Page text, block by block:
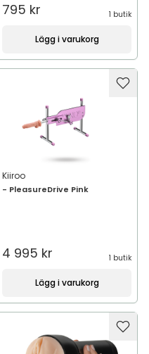
795 kr 1 butik
Lägg i varukorg
Kiiroo
- PleasureDrive Pink
4 995 kr 1 butik
Lägg i varukorg